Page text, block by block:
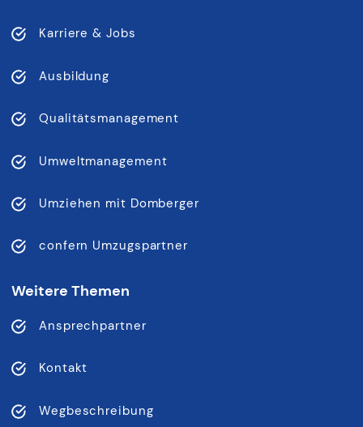
Karriere & Jobs
Ausbildung
Qualitätsmanagement
Umweltmanagement
Umziehen mit Domberger
confern Umzugspartner
Weitere Themen
Ansprechpartner
Kontakt
Wegbeschreibung